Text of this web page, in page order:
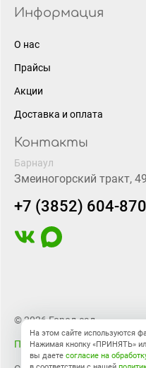
Информация
О нас
Прайсы
Акции
Доставка и оплата
Контакты
Барнаул
Змеиногорский тракт,
+7 (3852) 604-870
© 2026 Город-сад
Правовая информация
На этом сайте используются
Нажимая кнопку «ПРИНЯТЬ»
вы даете согласие на